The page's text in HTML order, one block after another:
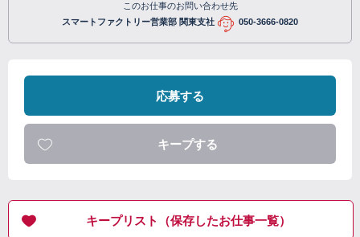
このお仕事のお問い合わせ先
スマートファクトリー営業部 関東支社
050-3666-0820
応募する
キープする
キープリスト（保存したお仕事一覧）